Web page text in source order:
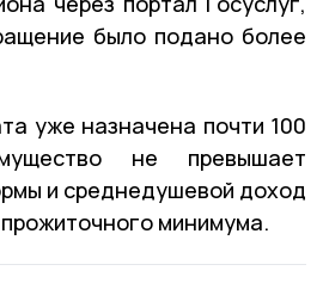
было подано более
уже назначена почти 100
не превышает
и среднедушевой доход
минимума.